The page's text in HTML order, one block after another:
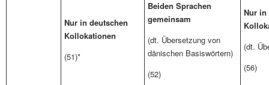
Nur in deutschen
Kollokationen
(51)*
Beiden Sprachen
gemeinsam
(dt. Übersetzung von
dänischen Basiswörtern)
(52)
Nur in
(dt.
(56)